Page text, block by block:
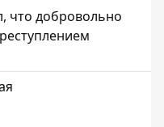
что добровольно